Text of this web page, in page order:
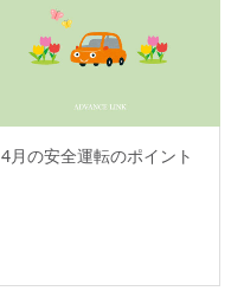
4月の安全運転のポイント